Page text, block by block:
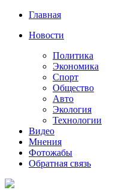
Главная
Новости
Политика
Экономика
Спорт
Общество
Авто
Экология
Технологии
Видео
Мнения
Фотожабы
Обратная связь